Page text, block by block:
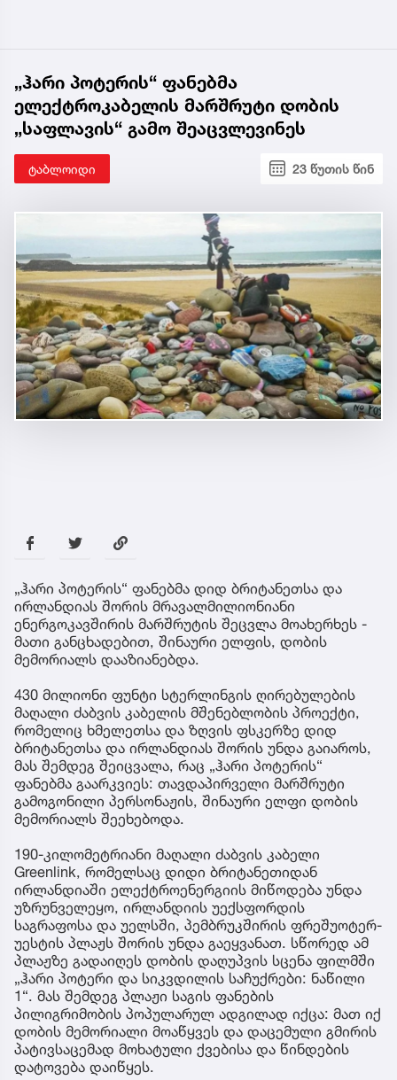
„ჰარი პოტერის“ ფანებმა
ელექტროკაბელის მარშრუტი დობის
„საფლავის“ გამო შეაცვლევინეს
ტაბლოიდი 23 წუთის წინ
„ჰარი პოტერის“ ფანებმა დიდ ბრიტანეთსა და
ირლანდიას შორის მრავალმილიონიანი
ენერგოკავშირის მარშრუტის შეცვლა მოახერხეს -
მათი განცხადებით, შინაური ელფის, დობის
მემორიალს დააზიანებდა.
430 მილიონი ფუნტი სტერლინგის ღირებულების
მაღალი ძაბვის კაბელის მშენებლობის პროექტი,
რომელიც ხმელეთსა და ზღვის ფსკერზე დიდ
ბრიტანეთსა და ირლანდიას შორის უნდა გაიაროს,
მას შემდეგ შეიცვალა, რაც „ჰარი პოტერის“
ფანებმა გაარკვიეს: თავდაპირველი მარშრუტი
გამოგონილი პერსონაჟის, შინაური ელფი დობის
მემორიალს შეეხებოდა.
190-კილომეტრიანი მაღალი ძაბვის კაბელი
Greenlink, რომელსაც დიდი ბრიტანეთიდან
ირლანდიაში ელექტროენერგიის მიწოდება უნდა
უზრუნველეყო, ირლანდიის უექსფორდის
საგრაფოსა და უელსში, პემბრუკშირის ფრეშუოტერ-
უესტის პლაჟს შორის უნდა გაეყვანათ. სწორედ ამ
პლაჟზე გადაიღეს დობის დაღუპვის სცენა ფილმში
„ჰარი პოტერი და სიკვდილის საჩუქრები: ნაწილი
1“. მას შემდეგ პლაჟი საგის ფანების
პილიგრიმობის პოპულარულ ადგილად იქცა: მათ იქ
დობის მემორიალი მოაწყვეს და დაცემული გმირის
პატივსაცემად მოხატული ქვებისა და წინდების
დატოვება დაიწყეს.